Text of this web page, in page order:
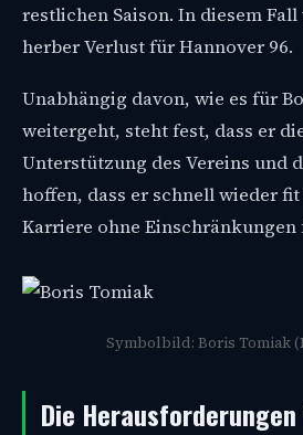
restlichen Saison. In diesem
herber Verlust für Hannover 96.
Unabhängig davon, wie es für
weitergeht, steht fest, dass er
Unterstützung des Vereins und
hoffen, dass er schnell wieder
Karriere ohne
Symbolbild: Boris Tomiak
Die